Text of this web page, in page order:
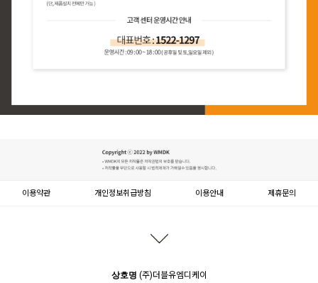
등록된 문의가 없습니다.
이용약관 개인정보취급방침 이용안내 제휴문의
상호명 (주)더블유엠디케이